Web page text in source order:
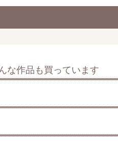
な作品も買っています